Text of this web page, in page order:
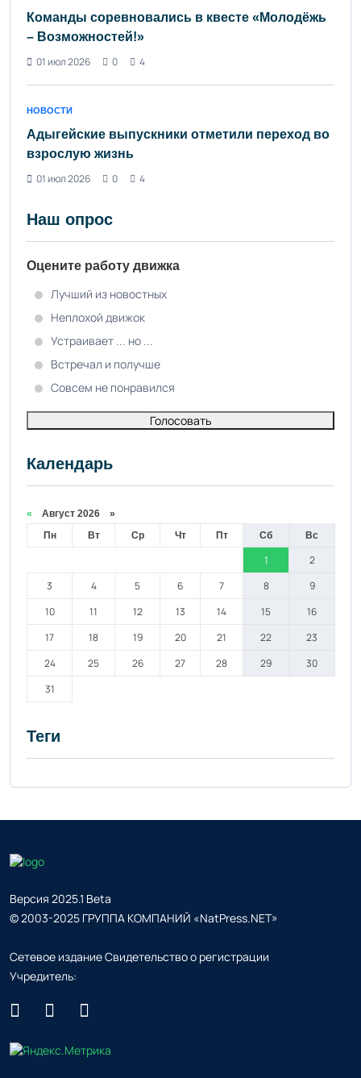
Команды соревновались в квесте «Молодёжь
– Возможностей!»
01 июл 2026
0 4
НОВОСТИ
Адыгейские выпускники отметили переход во
взрослую жизнь
01 июл 2026
0 4
Наш опрос
Оцените работу движка
Лучший из новостных
Неплохой движок
Устраивает ... но ...
Встречал и получше
Совсем не понравился
Голосовать
Календарь
« Август 2026 »
Пн
Вт Ср Чт Пт Сб Вс
1
2
3
4 5 6 7 8
9
10
11 12 13 14 15
16
17
18 19 20 21 22
23
24
25 26 27 28 29
30
31
Теги
Версия 2025.1 Beta
© 2003-2025 ГРУППА КОМПАНИЙ «NatPress.NET»
Сетевое издание Свидетельство о регистрации
Учредитель: